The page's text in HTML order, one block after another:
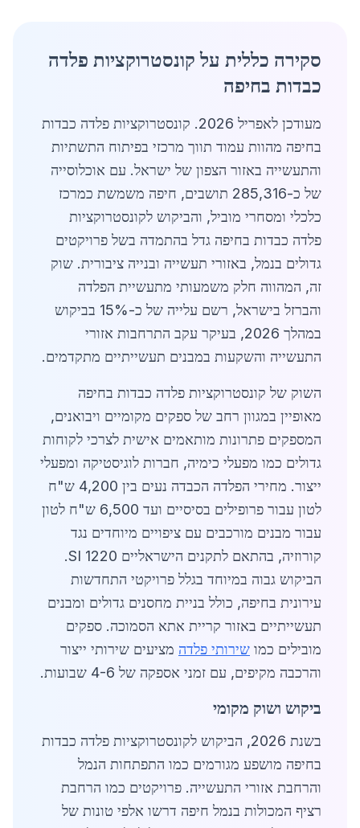
סקירה כללית על קונסטרוקציות פלדה
כבדות בחיפה
מעודכן לאפריל 2026. קונסטרוקציות פלדה כבדות
בחיפה מהוות עמוד תווך מרכזי בפיתוח התשתיות
והתעשייה באזור הצפון של ישראל. עם אוכלוסייה
של כ-285,316 תושבים, חיפה משמשת כמרכז
כלכלי ומסחרי מוביל, והביקוש לקונסטרוקציות
פלדה כבדות בחיפה גדל בהתמדה בשל פרויקטים
גדולים בנמל, באזורי תעשייה ובנייה ציבורית. שוק
זה, המהווה חלק משמעותי מתעשיית הפלדה
והברזל בישראל, רשם עלייה של כ-15% בביקוש
במהלך 2026, בעיקר עקב התרחבות אזורי
התעשייה והשקעות במבנים תעשייתיים מתקדמים.
השוק של קונסטרוקציות פלדה כבדות בחיפה
מאופיין במגוון רחב של ספקים מקומיים ויבואנים,
המספקים פתרונות מותאמים אישית לצרכי לקוחות
גדולים כמו מפעלי כימיה, חברות לוגיסטיקה ומפעלי
ייצור. מחירי הפלדה הכבדה נעים בין 4,200 ש"ח
לטון עבור פרופילים בסיסיים ועד 6,500 ש"ח לטון
עבור מבנים מורכבים עם ציפויים מיוחדים נגד
קורוזיה, בהתאם לתקנים הישראליים SI 1220.
הביקוש גבוה במיוחד בגלל פרויקטי התחדשות
עירונית בחיפה, כולל בניית מחסנים גדולים ומבנים
תעשייתיים באזור קריית אתא הסמוכה. ספקים
מובילים כמו שירותי פלדה מציעים שירותי ייצור
והרכבה מקיפים, עם זמני אספקה של 4-6 שבועות.
ביקוש ושוק מקומי
בשנת 2026, הביקוש לקונסטרוקציות פלדה כבדות
בחיפה מושפע מגורמים כמו התפתחות הנמל
והרחבת אזורי התעשייה. פרויקטים כמו הרחבת
רציף המכולות בנמל חיפה דרשו אלפי טונות של